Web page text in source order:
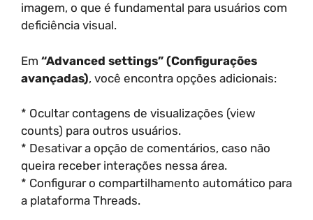
imagem, o que é fundamental para usuários com
deficiência visual.
Em “Advanced settings” (Configurações
avançadas), você encontra opções adicionais:
* Ocultar contagens de visualizações (view
counts) para outros usuários.
* Desativar a opção de comentários, caso não
queira receber interações nessa área.
* Configurar o compartilhamento automático para
a plataforma Threads.